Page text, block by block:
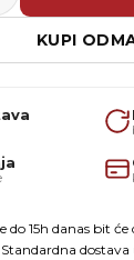
KUPI
do 15h danas bit će